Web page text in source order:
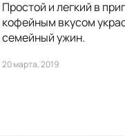
Простой и легкий в
кофейным вкусом
семейный ужин.
20 марта, 2019